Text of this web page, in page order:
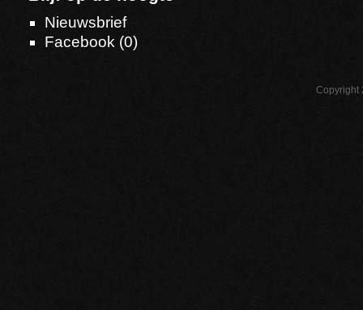
Nieuwsbrief
Facebook (0)
Copyright